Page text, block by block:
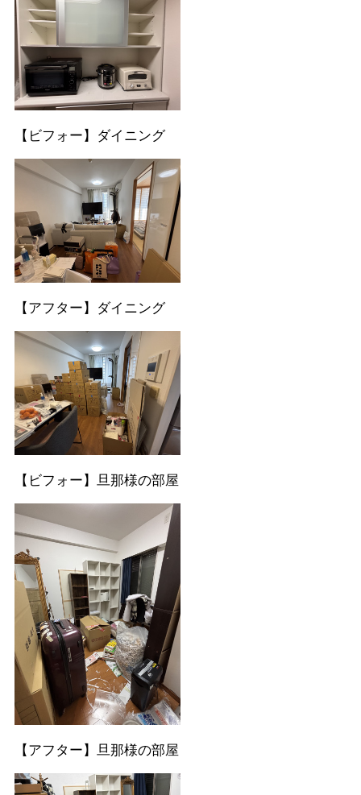
【ビフォー】ダイニング
【アフター】ダイニング
【ビフォー】旦那様の部屋
【アフター】旦那様の部屋